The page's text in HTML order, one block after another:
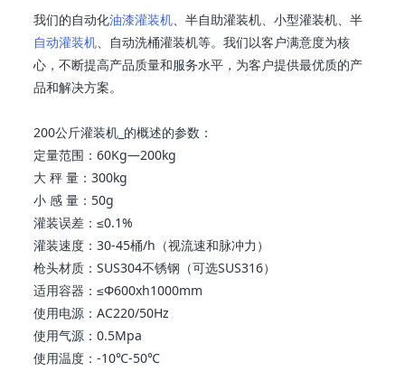
我们的自动化油漆灌装机、半自助灌装机、小型灌装机、半
自动灌装机、自动洗桶灌装机等。我们以客户满意度为核
心，不断提高产品质量和服务水平，为客户提供最优质的产
品和解决方案。
200公斤 灌装机_的概述的参数：
定量范围：60Kg—200kg
大 秤 量：300kg
小 感 量：50g
灌装误差：≤0.1%
灌装速度：30-45桶/h（视流速和脉冲力）
枪头材质：SUS304不锈钢（可选SUS316）
适用容器：≤Ф600xh1000mm
使用电源：AC220/50Hz
使用气源：0.5Mpa
使用温度：-10℃-50℃